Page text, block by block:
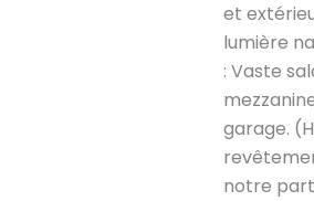
et
lumière
: Vaste
garage.
notre